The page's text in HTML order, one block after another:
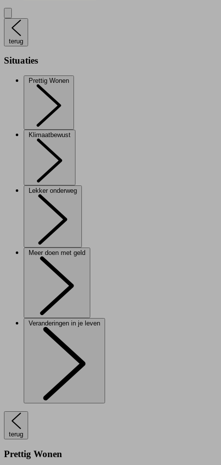
terug
Situaties
Prettig Wonen
Klimaatbewust
Lekker onderweg
Meer doen met geld
Veranderingen in je leven
terug
Prettig Wonen